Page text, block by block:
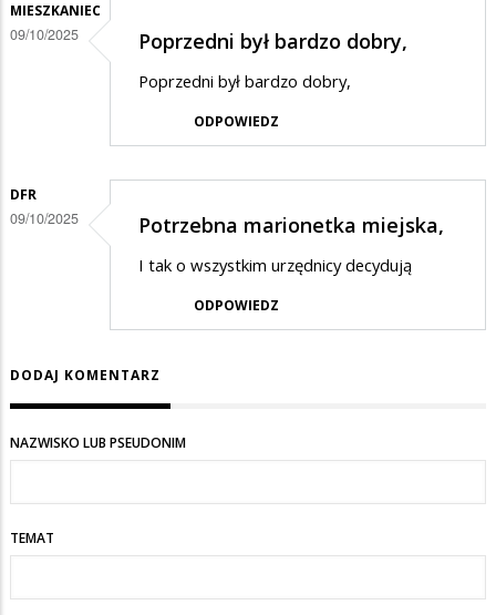
MIESZKANIEC
09/10/2025 Poprzedni był bardzo dobry,
Poprzedni był bardzo dobry,
ODPOWIEDZ
DFR
09/10/2025 Potrzebna marionetka miejska,
I tak o wszystkim urzędnicy decydują
ODPOWIEDZ
DODAJ KOMENTARZ
NAZWISKO LUB PSEUDONIM
TEMAT